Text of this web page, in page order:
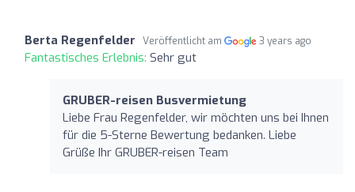
Berta Regenfelder Veröffentlicht am 3 years ago
Fantastisches Erlebnis: Sehr gut
GRUBER-reisen Busvermietung
Liebe Frau Regenfelder, wir möchten uns bei Ihnen
für die 5-Sterne Bewertung bedanken. Liebe
Grüße Ihr GRUBER-reisen Team